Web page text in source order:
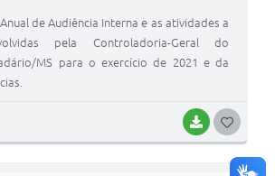
BAIXAR
de Audiência Interna e as atividades a
pela Controladoria-Geral do
MS para o exercício de 2021 e da